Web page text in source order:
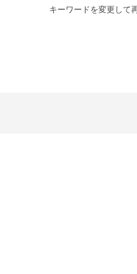
キーワードを変更して